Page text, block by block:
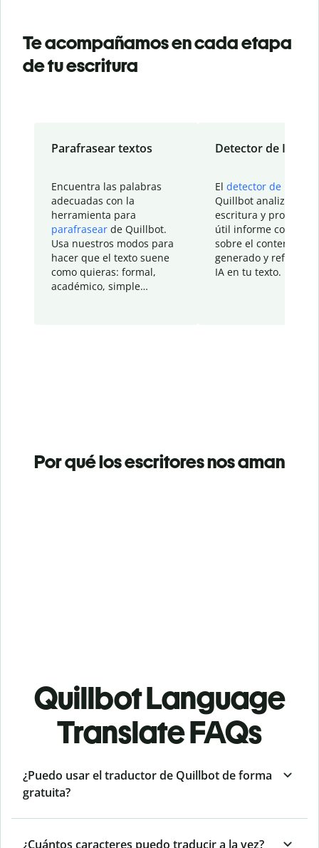
Te acompañamos en cada etapa
de tu escritura
Parafrasear textos
Encuentra las palabras
adecuadas con la
herramienta para
parafrasear de Quillbot.
Usa nuestros modos para
hacer que el texto suene
como quieras: formal,
académico, simple…
Detector de IA
El detector de IA
Quillbot analiza tu
escritura y
útil informe con
sobre el contenido
generado y refinado
IA en tu texto.
Por qué los escritores nos aman
Quillbot Language
Translate FAQs
¿Puedo usar el traductor de Quillbot de forma
gratuita?
¿Cuántos caracteres puedo traducir a la vez?